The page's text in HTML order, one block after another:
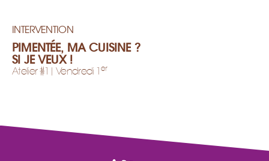
INTERVENTION
PIMENTÉE, MA CUISINE ?
SI JE VEUX !
Atelier #1| Vendredi 1er